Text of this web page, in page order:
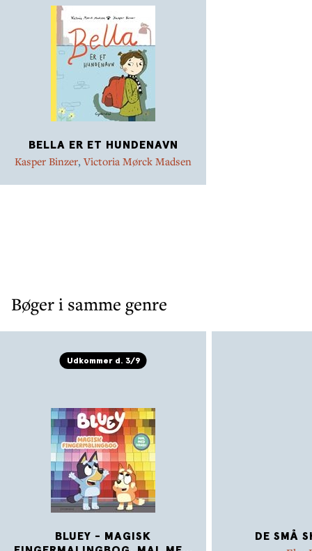
BELLA ER ET HUNDENAVN
Kasper Binzer,Victoria Mørck Madsen
Bøger i samme genre
Udkommer d. 3/9
BLUEY - MAGISK
DE SMÅ